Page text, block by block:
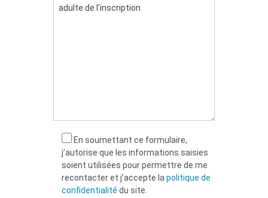
En soumettant ce formulaire,
j’autorise que les informations saisies
soient utilisées pour permettre de me
recontacter et j’accepte la politique de
confidentialité du site.